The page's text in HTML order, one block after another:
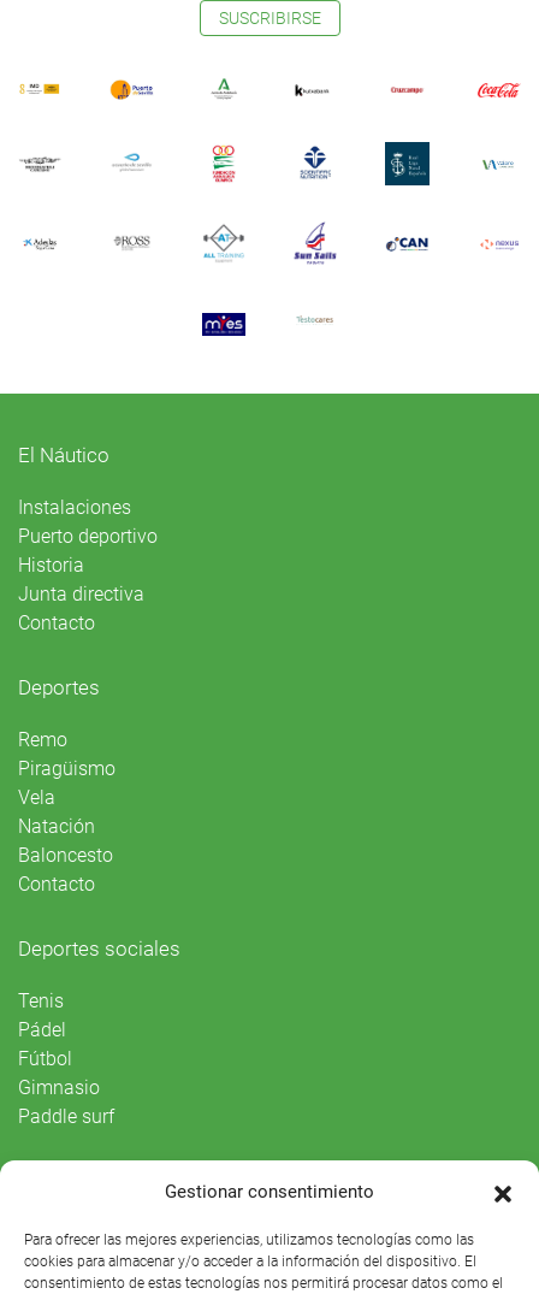
Gestionar consentimiento
Para ofrecer las mejores experiencias, utilizamos tecnologías como las
cookies para almacenar y/o acceder a la información del dispositivo. El
consentimiento de estas tecnologías nos permitirá procesar datos como el
SUSCRIBIRSE
El Náutico
Instalaciones
Puerto deportivo
Historia
Junta directiva
Contacto
Deportes
Remo
Piragüismo
Vela
Natación
Baloncesto
Contacto
Deportes sociales
Tenis
Pádel
Fútbol
Gimnasio
Paddle surf
Agenda